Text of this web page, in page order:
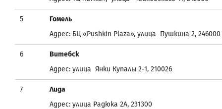
5
Гомель
Адрес: БЦ «Pushkin Plaza», улица Пушкина 2, 246000
6
Витебск
Адрес: улица Янки Купалы 2-1, 210026
7
Лида
Адрес: улица Радюка 2A, 231300